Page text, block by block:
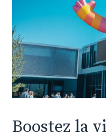
Boostez la